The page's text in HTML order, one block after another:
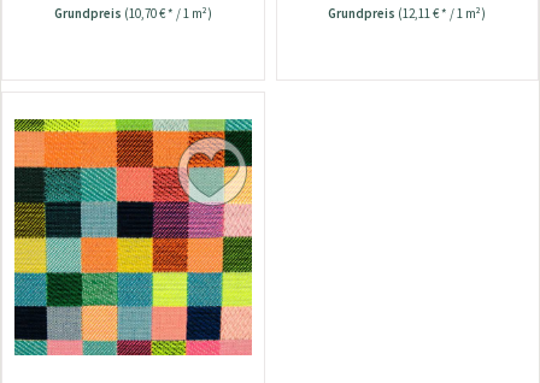
Grundpreis (10,70 € * / 1 m²) Grundpreis (12,11 € * / 1 m²)